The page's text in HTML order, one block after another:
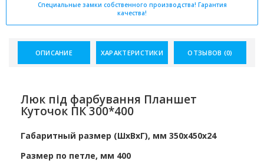
Специальные замки собственного производства! Гарантия
качества!
ОПИСАНИЕ ХАРАКТЕРИСТИКИ ОТЗЫВОВ (0)
Люк під фарбування Планшет
Куточок ПК 300*400
Габаритный размер (ШхВхГ), мм 350х450х24
Размер по петле, мм 400